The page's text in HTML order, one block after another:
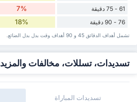
61 - 75 دقيقة 7%
76 - 90 دقيقة 18%
تشمل أهداف الدقائق 45 و 90 أهداف وقت ‏بدل ‏بدل الضائع.
تسديدات، تسللات، مخالفات والمزيد
تسديدات المباراة